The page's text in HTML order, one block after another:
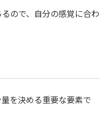
ので、自分の感覚に合わ
を決める重要な要素で